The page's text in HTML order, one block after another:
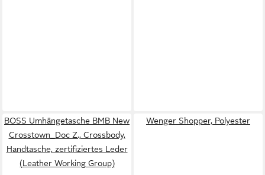
BOSS Umhängetasche BMB New
Crosstown_Doc Z., Crossbody,
Handtasche, zertifiziertes Leder
(Leather Working Group)
Wenger Shopper, Polyester